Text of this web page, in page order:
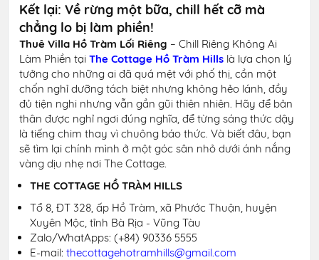
Kết lại: Về rừng một bữa, chill hết cỡ mà
chẳng lo bị làm phiền!
Thuê Villa Hồ Tràm Lối Riêng – Chill Riêng Không Ai
Làm Phiền tạiThe Cottage Hồ Tràm Hills là lựa chọn lý
tưởng cho những ai đã quá mệt với phố thị, cần một
chốn nghỉ dưỡng tách biệt nhưng không hẻo lánh, đầy
đủ tiện nghi nhưng vẫn gần gũi thiên nhiên. Hãy để bản
thân được nghỉ ngơi đúng nghĩa, để từng sáng thức dậy
là tiếng chim thay vì chuông báo thức. Và biết đâu, bạn
sẽ tìm lại chính mình ở một góc sân nhỏ dưới ánh nắng
vàng dịu nhẹ nơi The Cottage.
THE COTTAGE HỒ TRÀM HILLS
Tổ 8, ĐT 328, ấp Hồ Tràm, xã Phước Thuận, huyện
Xuyên Mộc, tỉnh Bà Rịa - Vũng Tàu
Zalo/WhatApps: (+84) 90336 5555
E-mail:thecottagehotramhills@gmail.com